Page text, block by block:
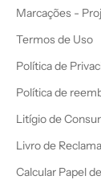
Marcações -
Termos de Uso
Política de
Política de
Litígio de
Livro de
Calcular Papel